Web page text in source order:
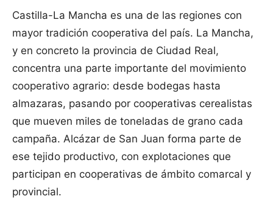
Castilla-La Mancha es una de las regiones con
mayor tradición cooperativa del país. La Mancha,
y en concreto la provincia de Ciudad Real,
concentra una parte importante del movimiento
cooperativo agrario: desde bodegas hasta
almazaras, pasando por cooperativas cerealistas
que mueven miles de toneladas de grano cada
campaña. Alcázar de San Juan forma parte de
ese tejido productivo, con explotaciones que
participan en cooperativas de ámbito comarcal y
provincial.